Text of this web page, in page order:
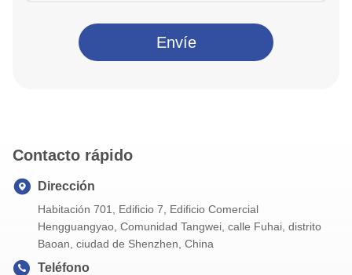
Envíe
Contacto rápido
Dirección
Habitación 701, Edificio 7, Edificio Comercial
Hengguangyao, Comunidad Tangwei, calle Fuhai, distrito
Baoan, ciudad de Shenzhen, China
Teléfono